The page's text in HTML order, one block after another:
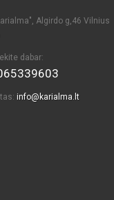
Algirdo g,46 Vilnius
dabar:
info@karialma.lt